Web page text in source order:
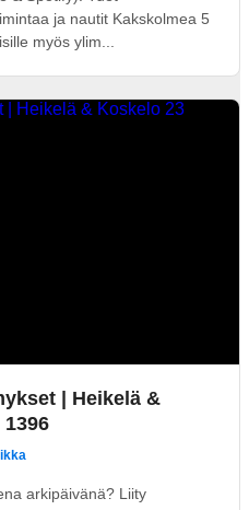
ja nautit Kakskolmea 5
myös ylim...
| Heikelä &
arkipäivänä? Liity